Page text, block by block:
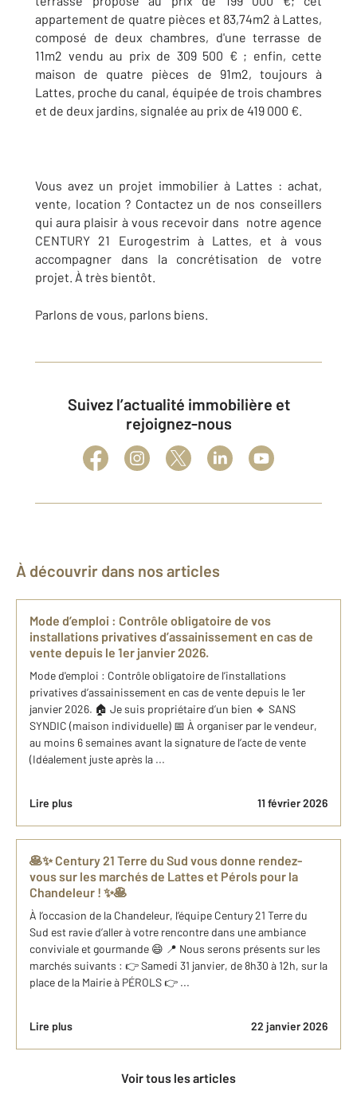
appartement de quatre pièces et 83,74m2 à Lattes,
composé de deux chambres, d'une terrasse de
11m2 vendu au prix de 309 500 € ; enfin, cette
maison de quatre pièces de 91m2, toujours à
Lattes, proche du canal, équipée de trois chambres
et de deux jardins, signalée au prix de 419 000 €.
Vous avez un projet immobilier à Lattes : achat,
vente, location ? Contactez un de nos conseillers
qui aura plaisir à vous recevoir dans notre agence
CENTURY 21 Eurogestrim à Lattes, et à vous
accompagner dans la concrétisation de votre
projet. À très bientôt.
Parlons de vous, parlons biens.
Suivez l’actualité immobilière et
rejoignez-nous
À découvrir dans nos articles
Mode d’emploi : Contrôle obligatoire de vos
installations privatives d’assainissement en cas de
vente depuis le 1er janvier 2026.
Mode d'emploi : Contrôle obligatoire de l’installations
privatives d’assainissement en cas de vente depuis le 1er
janvier 2026. 🏠 Je suis propriétaire d’un bien 🔹 SANS
SYNDIC (maison individuelle) 📅 À organiser par le vendeur,
au moins 6 semaines avant la signature de l’acte de vente
(Idéalement juste après la ...
Lire plus 11 février 2026
🥞✨ Century 21 Terre du Sud vous donne rendez-
vous sur les marchés de Lattes et Pérols pour la
Chandeleur ! ✨🥞
À l’occasion de la Chandeleur, l’équipe Century 21 Terre du
Sud est ravie d’aller à votre rencontre dans une ambiance
conviviale et gourmande 😄 📍 Nous serons présents sur les
marchés suivants : 👉 Samedi 31 janvier, de 8h30 à 12h, sur la
place de la Mairie à PÉROLS 👉 ...
Lire plus 22 janvier 2026
Voir tous les articles